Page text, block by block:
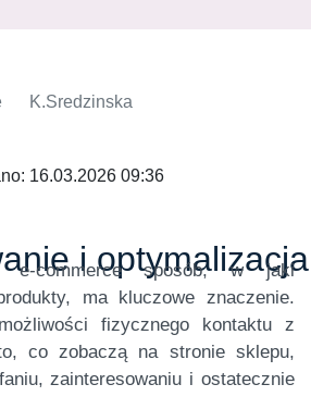
i
K.sredzinska
16.03.2026 09:36
e-commerce sposób, w jaki
ma kluczowe znaczenie.
fizycznego kontaktu z
co zobaczą na stronie sklepu,
zainteresowaniu i ostatecznie